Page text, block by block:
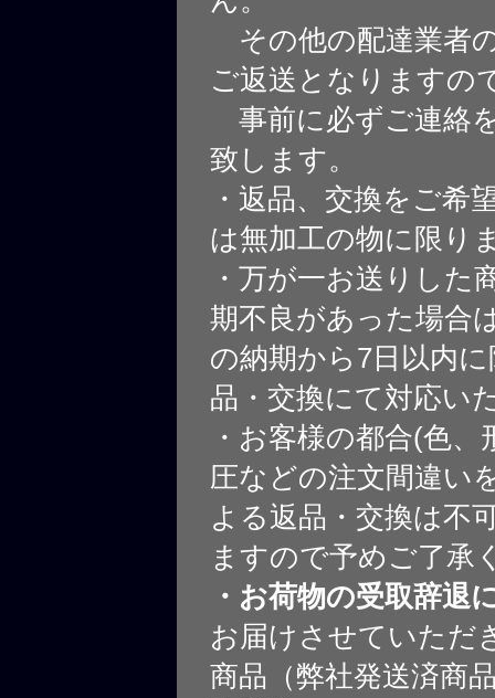
その他の配達業者
ご返送となりますの
事前に必ずご連絡
致します。
・返品、交換をご希
は無加工の物に限り
・万が一お送りした
期不良があった場合
の納期から7日以内
品・交換にて対応い
・お客様の都合(色、
圧などの注文間違い
よる返品・交換は不
ますので予めご了承
・お荷物の受取辞退
お届けさせていただ
商品（弊社発送済商